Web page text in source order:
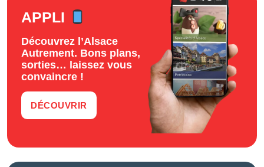
APPLI
Découvrez l’Alsace
Autrement. Bons plans,
sorties… laissez vous
convaincre !
DÉCOUVRIR